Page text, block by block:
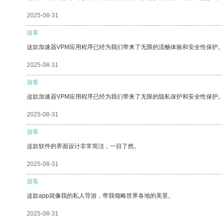
2025-08-31
游客
这款加速器VPM应用程序已经为我们带来了无限的流畅体验和安全性保护
2025-08-31
游客
这款加速器VPM应用程序已经为我们带来了无限的隐私保护和安全性保护
2025-08-31
游客
这款软件的界面设计非常简洁，一目了然。
2025-08-31
游客
这款app就像我的私人导游，带我领略世界各地的美景。
2025-08-31